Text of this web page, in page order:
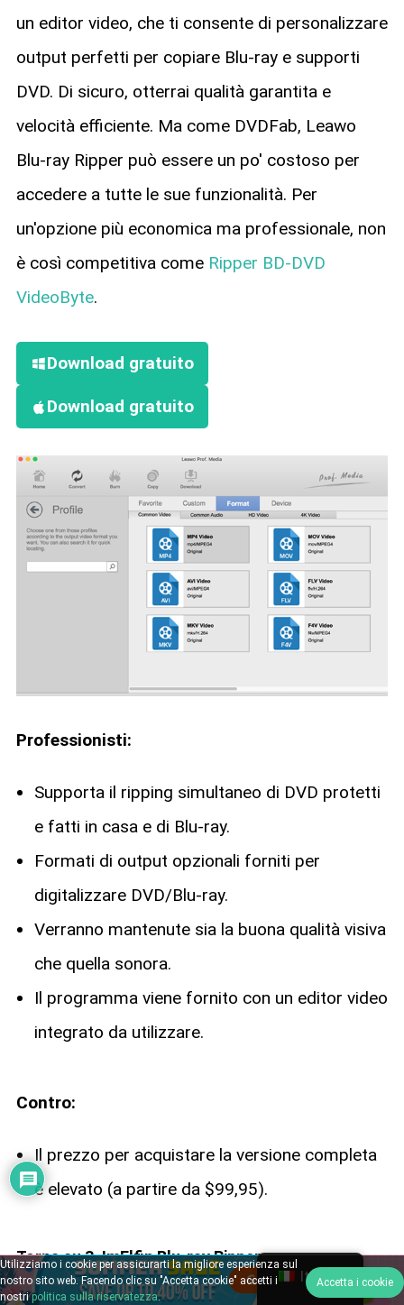
un editor video, che ti consente di personalizzare
output perfetti per copiare Blu-ray e supporti
DVD. Di sicuro, otterrai qualità garantita e
velocità efficiente. Ma come DVDFab, Leawo
Blu-ray Ripper può essere un po' costoso per
accedere a tutte le sue funzionalità. Per
un'opzione più economica ma professionale, non
è così competitiva come Ripper BD-DVD
VideoByte.
Download gratuito
Download gratuito
Professionisti:
Supporta il ripping simultaneo di DVD protetti
e fatti in casa e di Blu-ray.
Formati di output opzionali forniti per
digitalizzare DVD/Blu-ray.
Verranno mantenute sia la buona qualità visiva
che quella sonora.
Il programma viene fornito con un editor video
integrato da utilizzare.
Contro:
Il prezzo per acquistare la versione completa
è elevato (a partire da $99,95).
Torna su 3. ImElfin Blu-ray Ripper
Italian
Utilizziamo i cookie per assicurarti la migliore esperienza sul
nostro sito web. Facendo clic su "Accetta cookie" accetti i
nostripolitica sulla riservatezza.
Accetta i cookie